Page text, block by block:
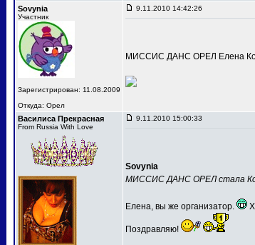
Sovynia
Участник
Зарегистрирован: 11.08.2009
Откуда: Орел
9.11.2010 14:42:26
МИССИС ДАНС ОРЕЛ Елена
Василиса Прекрасная
From Russia With Love
9.11.2010 15:00:33
Sovynia
МИССИС ДАНС ОРЕЛ стала
Елена, вы же организатор.
Поздравляю!